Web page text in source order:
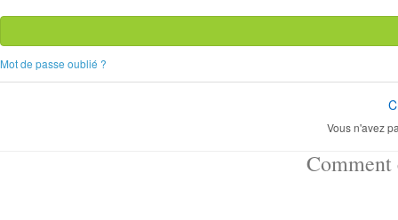
Mot de passe oublié ?
Vous n'avez
Comment